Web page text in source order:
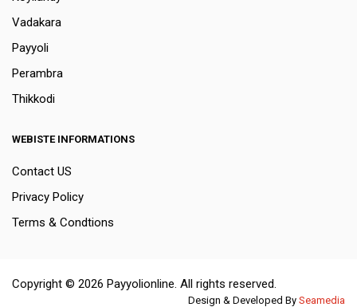
Vadakara
Payyoli
Perambra
Thikkodi
WEBISTE INFORMATIONS
Contact US
Privacy Policy
Terms & Condtions
Copyright © 2026 Payyolionline. All rights reserved.
Design & Developed By Seamedia